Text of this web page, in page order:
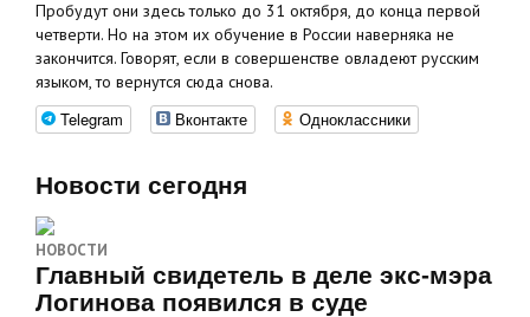
Пробудут они здесь только до 31 октября, до конца первой
четверти. Но на этом их обучение в России наверняка не
закончится. Говорят, если в совершенстве овладеют русским
языком, то вернутся сюда снова.
Telegram Вконтакте Одноклассники
Новости сегодня
НОВОСТИ
Главный свидетель в деле экс-мэра
Логинова появился в суде